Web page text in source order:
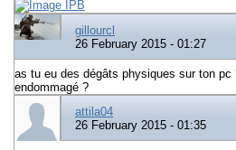
gillourcl
26 February 2015 - 01:27
as tu eu des dégâts physiques sur ton
endommagé ?
attila04
26 February 2015 - 01:35